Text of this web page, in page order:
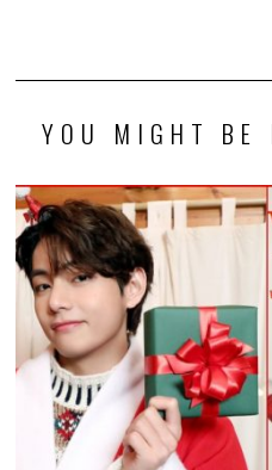
YOU MIGHT BE